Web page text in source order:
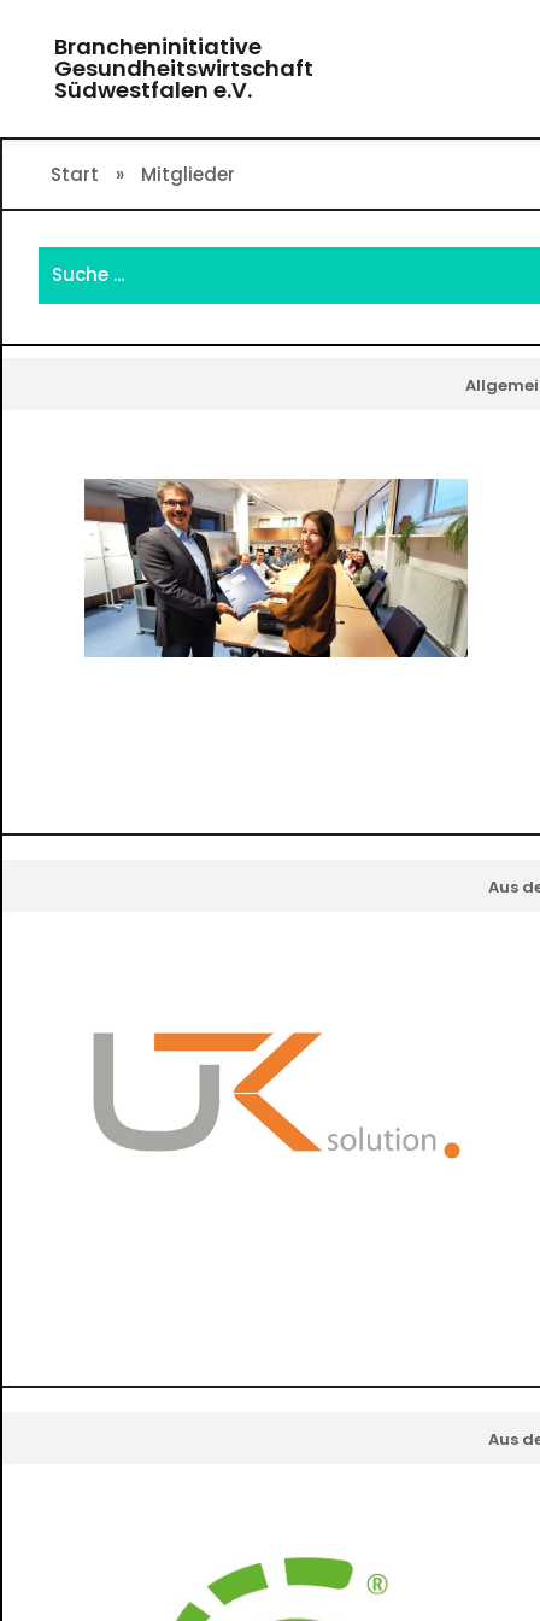
springen
Brancheninitiative
Gesundheitswirtschaft
Südwestfalen e.V.
Start » Mitglieder
Aus
Aus